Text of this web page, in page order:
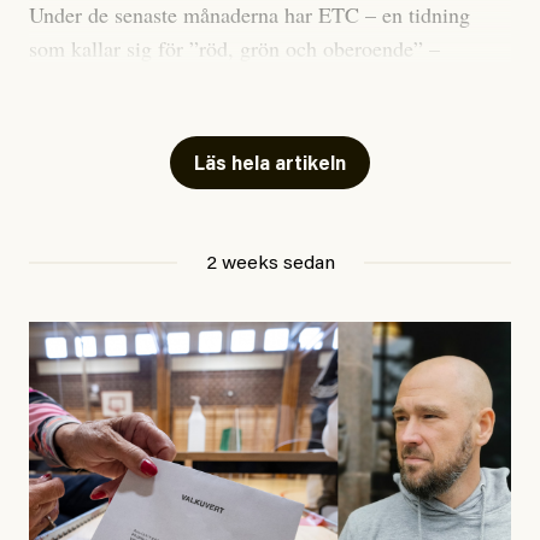
Under de senaste månaderna har ETC – en tidning
som kallar sig för ”röd, grön och oberoende” –
skriver för? Vad betyder det att vara en ”röd, grön och
oberoende” tidning? Och vad är egentligen bra
utpekas som israelisk infiltratör”. Enligt ingressen
handlar artikeln om en person vars ”bakgrund skapar
splittring och oro i rörelsen”. Problemet är att artikeln
skapar betydligt mer oro i palestinarörelsen – och den
oberoende vänstern – än den porträtterade personen
eller dess bakgrund.
Läs hela artikeln
2 weeks sedan